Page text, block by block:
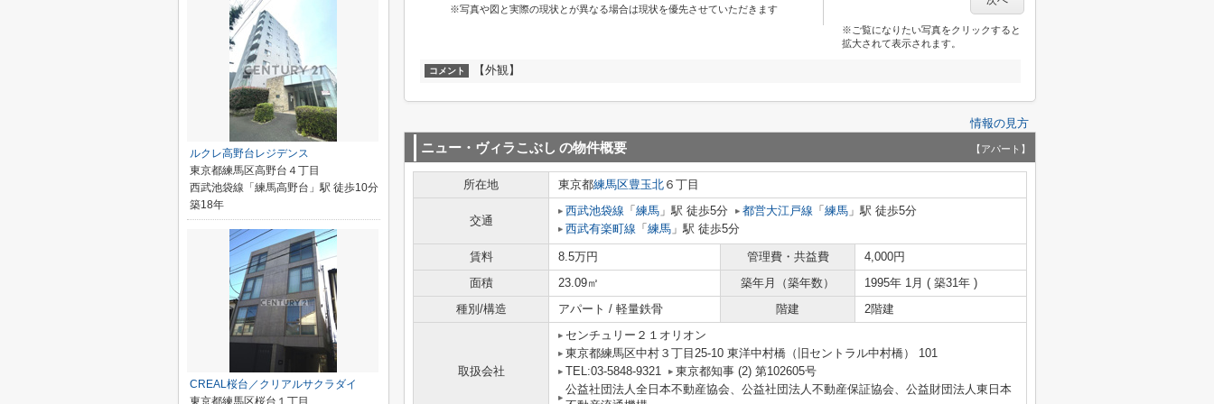
※写真や図と実際の現状とが異なる場合は現状を優先させていただきます
※ご覧になりたい写真をクリックすると
拡大されて表示されます。
コメント 【外観】
情報の見方
ニュー・ヴィラこぶし の物件概要 【アパート】
所在地 東京都練馬区豊玉北 ６丁目
交通
西武池袋線 「 練馬 」駅 徒歩5分 都営大江戸線 「 練馬 」駅 徒歩5分
西武有楽町線 「 練馬 」駅 徒歩5分
賃料 8.5万円 管理費・共益費
4,000円
面積
23.09㎡ 築年月（築年数）
1995年 1月 ( 築31年 )
種別/構造
アパート / 軽量鉄骨 階建 2階建
取扱会社
センチュリー２１オリオン
東京都練馬区中村３丁目25-10 東洋中村橋（旧セントラル中村橋） 101
TEL:03-5848-9321
東京都知事 (2) 第102605号
公益社団法人全日本不動産協会、公益社団法人不動産保証協会、公益財団法人東日本
ルクレ高野台レジデンス
東京都練馬区高野台４丁目
西武池袋線「練馬高野台」駅 徒歩10分
築18年
CREAL桜台／クリアルサクラダイ
東京都練馬区桜台１丁目